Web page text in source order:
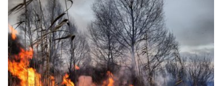
независност и улога на регионален енергетски
коридор.“ […]